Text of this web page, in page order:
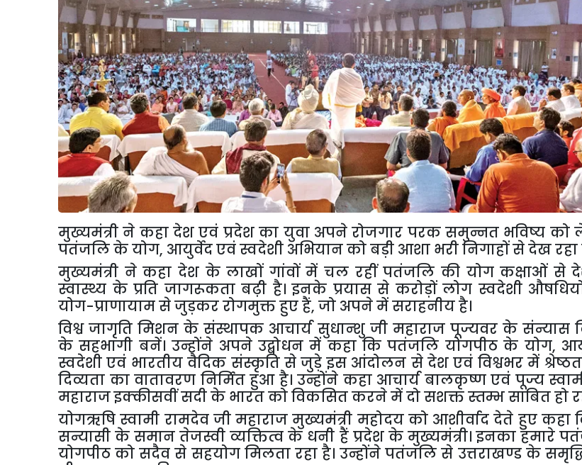
मुख्यमंत्री ने कहा देश एवं प्रदेश का युवा अपने रोजगार परक समुन्नत भविष्य को
पतंजलि के योग, आयुर्वेद एवं स्वदेशी अभियान को बड़ी आशा भरी निगाहों से देख रहा
मुख्यमंत्री ने कहा देश के लाखों गांवों में चल रहीं पतंजलि की योग कक्षाओं से
स्वास्थ्य के प्रति जागरूकता बढ़ी है। इनके प्रयास से करोड़ों लोग स्वदेशी
योग-प्राणायाम से जुड़कर रोगमुक्त हुए हैं, जो अपने में सराहनीय है।
विश्व जागृति मिशन के संस्थापक आचार्य सुधान्शु जी महाराज पूज्यवर के संन्यास
के सहभागी बनें। उन्होंने अपने उद्बोधन में कहा कि पतंजलि योगपीठ के योग,
स्वदेशी एवं भारतीय वैदिक संस्कृति से जुड़े इस आंदोलन से देश एवं विश्वभर में
दिव्यता का वातावरण निर्मित हुआ है। उन्होंने कहा आचार्य बालकृष्ण एवं पूज्य
महाराज इक्कीसवीं सदी के भारत को विकसित करने में दो सशक्त स्तम्भ साबित हो
योगऋषि स्वामी रामदेव जी महाराज मुख्यमंत्री महोदय को आशीर्वाद देते हुए कहा
सन्यासी के समान तेजस्वी व्यक्तित्व के धनी हैं प्रदेश के मुख्यमंत्री। इनका हमारे
योगपीठ को सदैव से सहयोग मिलता रहा है। उन्होंने पतंजलि से उत्तराखण्ड के